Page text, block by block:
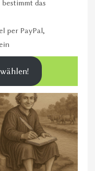
das
per PayPal,